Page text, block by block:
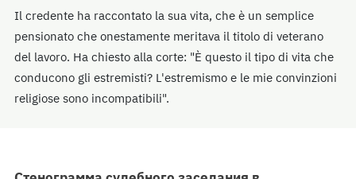
Il credente ha raccontato la sua vita, che è un semplice
pensionato che onestamente meritava il titolo di veterano
del lavoro. Ha chiesto alla corte: "È questo il tipo di vita che
conducono gli estremisti? L'estremismo e le mie convinzioni
religiose sono incompatibili".